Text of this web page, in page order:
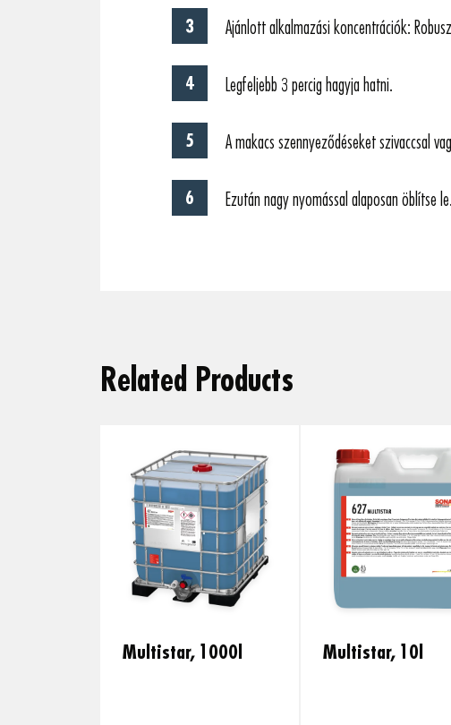
Ajánlott alkalmazási koncentrációk:
Legfeljebb 3 percig hagyja hatni.
A makacs szennyeződéseket szivaccsal
Ezután nagy nyomással alaposan öblítse le.
Related Products
Multistar, 1000l Multistar, 10l